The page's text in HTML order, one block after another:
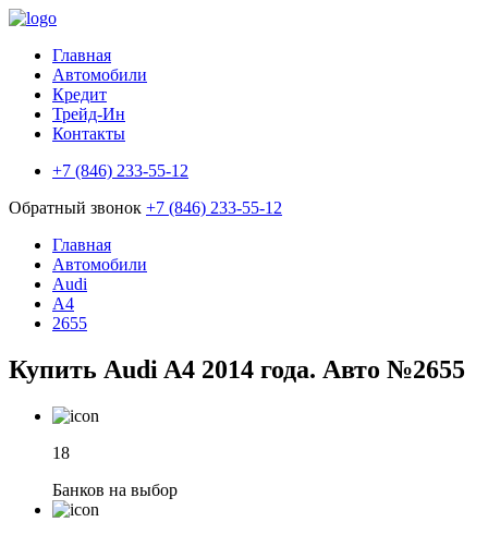
Главная
Автомобили
Кредит
Трейд-Ин
Контакты
+7 (846) 233-55-12
Обратный звонок +7 (846) 233-55-12
Главная
Автомобили
Audi
A4
2655
Купить Audi A4 2014 года. Авто №2655
18
Банков на выбор